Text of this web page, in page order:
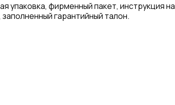
упаковка, фирменный пакет, инструкция на
гарантийный талон.